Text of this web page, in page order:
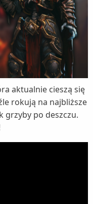
aktualnie cieszą się
rokują na najbliższe
grzyby po deszczu.